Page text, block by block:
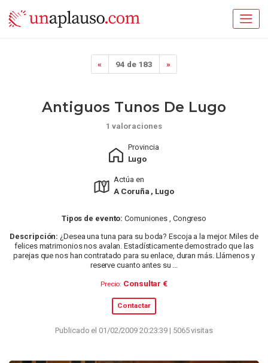
« 94 de 183 »
Antiguos Tunos De Lugo
1 valoraciones
Provincia
Lugo
Actúa en
A Coruña , Lugo
Tipos de evento: Comuniones , Congreso
Descripción: ¿Desea una tuna para su boda? Escoja a la mejor. Miles de
felices matrimonios nos avalan. Estadísticamente demostrado que las
parejas que nos han contratado para su enlace, duran más. Llámenos y
reserve cuanto antes su ...
Precio: Consultar €
Contactar
Publicado el 01/02/2009 20:23:39 | 5065 visitas